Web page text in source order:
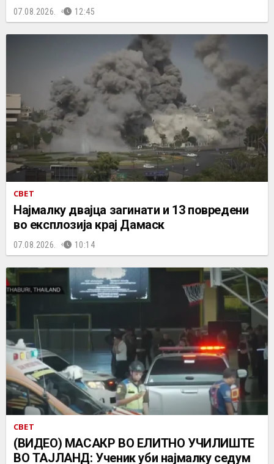
07.08.2026. 12:45
СВЕТ
Најмалку двајца загинати и 13 повредени
во експлозија крај Дамаск
07.08.2026. 10:14
СВЕТ
(ВИДЕО) МАСАКР ВО ЕЛИТНО УЧИЛИШТЕ
ВО ТАЈЛАНД: Ученик уби најмалку седум